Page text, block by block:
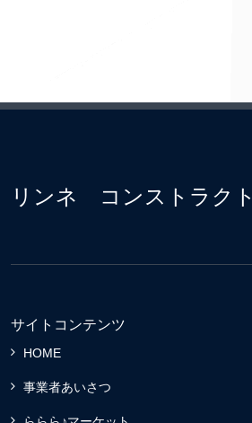
リンネ コンストラクト
サイトコンテンツ
HOME
事業者あいさつ